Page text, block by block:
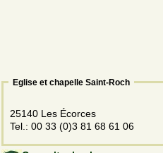
Eglise et chapelle Saint-Roch
25140 Les Écorces
Tel.: 00 33 (0)3 81 68 61 06